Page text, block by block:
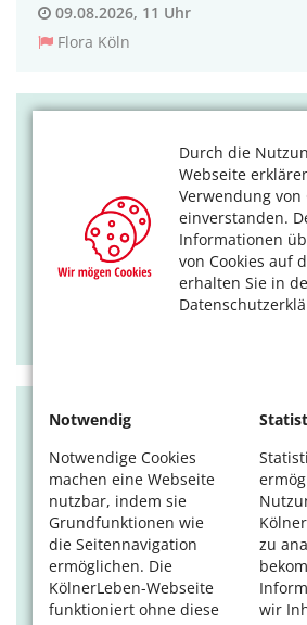
Durch die
Webseite
Verwendung von
einverstanden.
Informationen
von Cookies auf
erhalten Sie in
Notwendig
Notwendige Cookies
machen eine Webseite
nutzbar, indem sie
Grundfunktionen wie
die Seitennavigation
ermöglichen. Die
KölnerLeben-Webseite
funktioniert ohne diese
zu
wir
09.08.2026, 11 Uhr
Flora Köln
„Schichten und
Museum zeigt kostbare chinesische
Kölner Privatsammlung.
Tags: Kunst,Museum
09.08.2026, 11-17 Uhr
BILDUNG
Umweltkino
„Die Rückkehr der Biber".
Tags: Kino,kostenlos
09.08.2026, 14 Uhr
Gut Leidenhausen